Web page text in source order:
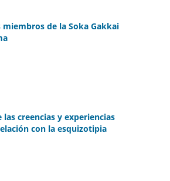
miembros de la Soka Gakkai
creencias y experiencias
con la esquizotipia